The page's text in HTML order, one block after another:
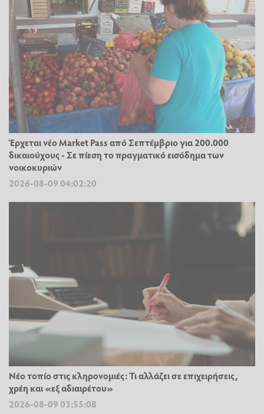
Έρχεται νέο Market Pass από Σεπτέμβριο για 200.000
δικαιούχους - Σε πίεση το πραγματικό εισόδημα των
νοικοκυριών
2026-08-09 04:02:20
Νέο τοπίο στις κληρονομιές: Τι αλλάζει σε επιχειρήσεις,
χρέη και «εξ αδιαιρέτου»
2026-08-09 03:55:08